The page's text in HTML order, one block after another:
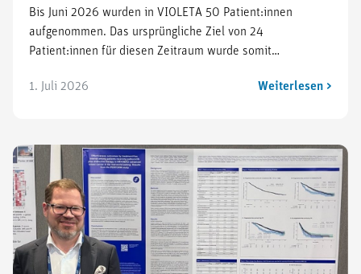
Bis Juni 2026 wurden in VIOLETA 50 Patient:innen
aufgenommen. Das ursprüngliche Ziel von 24
Patient:innen für diesen Zeitraum wurde somit…
1. Juli 2026 Weiterlesen >